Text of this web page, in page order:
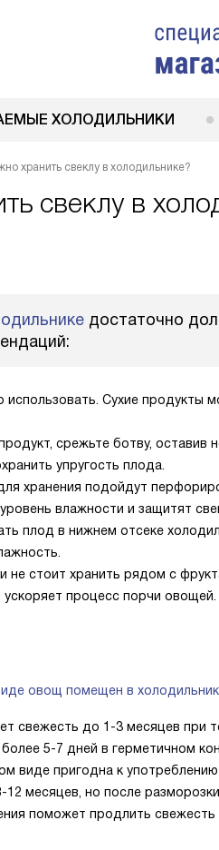
ХОЛОДИЛЬНИКИ
хранить свеклу в холодильнике?
свеклу в
достаточно
использовать. Сухие
срежьте ботву, оставив
упругость плода.
хранения подойдут
влажности и защитят
плод в нижнем отсеке
не стоит хранить рядом с
процесс порчи овощей.
овощ помещен в
свежесть до 1-3 месяцев при
5-7 дней в герметичном
виде пригодна к употреблению
месяцев, но после разморозки
поможет продлить свежесть